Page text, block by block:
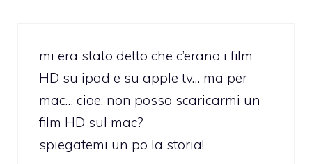
mi era stato detto che c’erano i film
HD su ipad e su apple tv… ma per
mac… cioe, non posso scaricarmi un
film HD sul mac?
spiegatemi un po la storia!